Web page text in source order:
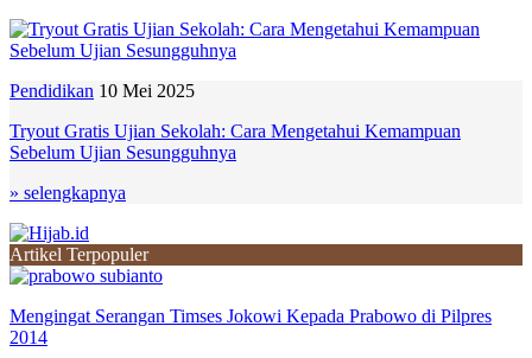
Pendidikan 10 Mei 2025
Tryout Gratis Ujian Sekolah: Cara Mengetahui Kemampuan
Sebelum Ujian Sesungguhnya
» selengkapnya
Artikel Terpopuler
Mengingat Serangan Timses Jokowi Kepada Prabowo di Pilpres
2014